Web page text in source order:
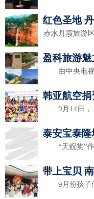
红色圣地
赤水丹霞旅游
盈科旅游魅
由中央电视
韩亚航空
9月14日，
泰安宝泰隆
“天贶奖”作
带上宝贝
9月份孩子